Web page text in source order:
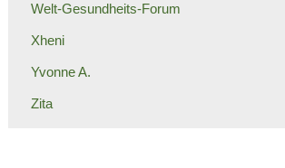
Welt-Gesundheits-Forum
Xheni
Yvonne A.
Zita